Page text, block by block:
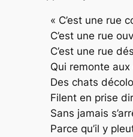
« C’est une rue
C’est une rue
C’est une rue
Qui remonte
Des chats
Filent en prise
Sans jamais
Parce qu’il y